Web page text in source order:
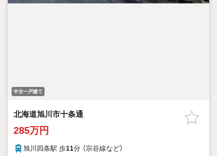
中古一戸建て
北海道旭川市十条通
285万円
旭川四条駅 歩11分 （宗谷線など）